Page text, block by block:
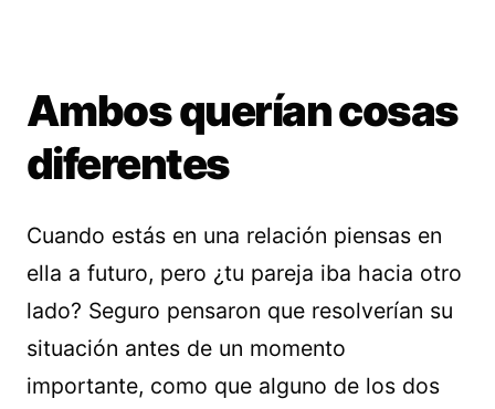
Ambos querían cosas
diferentes
Cuando estás en una relación piensas en
ella a futuro, pero ¿tu pareja iba hacia otro
lado? Seguro pensaron que resolverían su
situación antes de un momento
importante, como que alguno de los dos